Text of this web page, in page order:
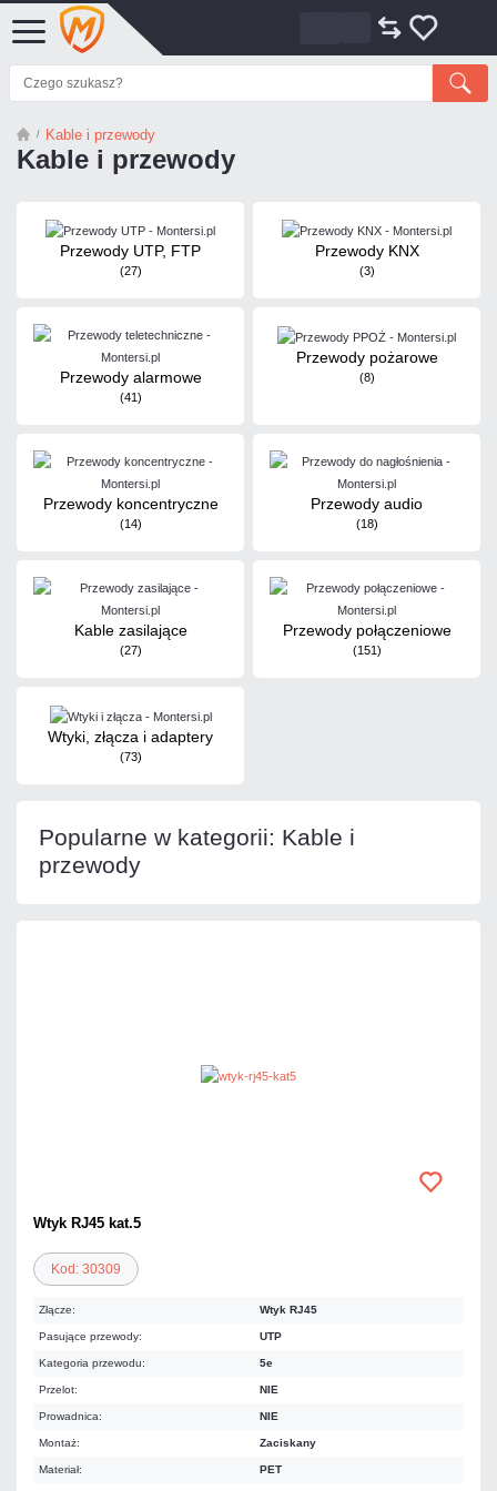
Kable i przewody
Kable i przewody
Przewody UTP, FTP
(27)
Przewody KNX
(3)
Przewody alarmowe
(41)
Przewody pożarowe
(8)
Przewody koncentryczne
(14)
Przewody audio
(18)
Kable zasilające
(27)
Przewody połączeniowe
(151)
Wtyki, złącza i adaptery
(73)
Popularne w kategorii: Kable i
przewody
Wtyk RJ45 kat.5
Kod: 30309
Złącze: Wtyk RJ45
Pasujące przewody: UTP
Kategoria przewodu: 5e
Przelot: NIE
Prowadnica: NIE
Montaż: Zaciskany
Materiał: PET